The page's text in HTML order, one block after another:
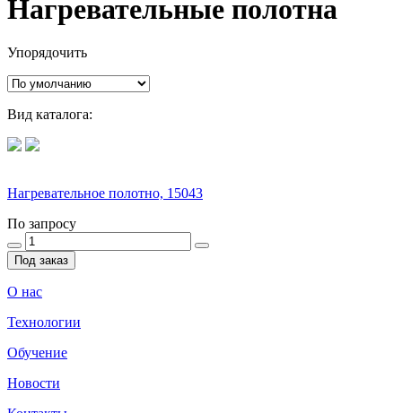
Нагревательные полотна
Упорядочить
Вид каталога:
Нагревательное полотно, 15043
По запросу
Под заказ
О нас
Технологии
Обучение
Новости